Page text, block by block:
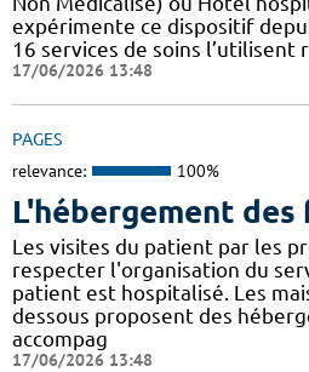
expérimente ce dispositif
16 services de soins
17/06/2026 13:48
PAGES
relevance: 100%
L'hébergement des
Les visites du patient par les
respecter l'organisation du
patient est hospitalisé. Les
dessous proposent des
accompag
17/06/2026 13:48